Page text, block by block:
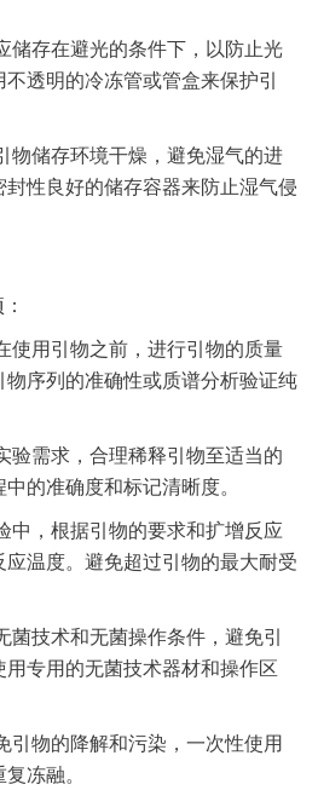
存在避光的条件下，以防止光
透明的冷冻管或管盒来保护引
储存环境干燥，避免湿气的进
封性良好的储存容器来防止湿气侵
用引物之前，进行引物的质量
序列的准确性或质谱分析验证纯
需求，合理稀释引物至适当的
的准确度和标记清晰度。
，根据引物的要求和扩增反应
温度。避免超过引物的最大耐受
术和无菌操作条件，避免引
专用的无菌技术器材和操作区
物的降解和污染，一次性使用
冻融。